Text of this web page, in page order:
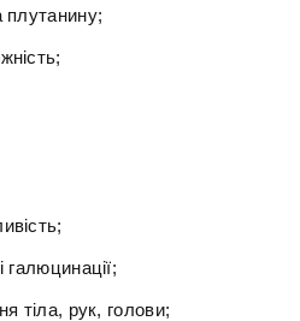
плутанину;
галюцинації;
тіла, рук, голови;